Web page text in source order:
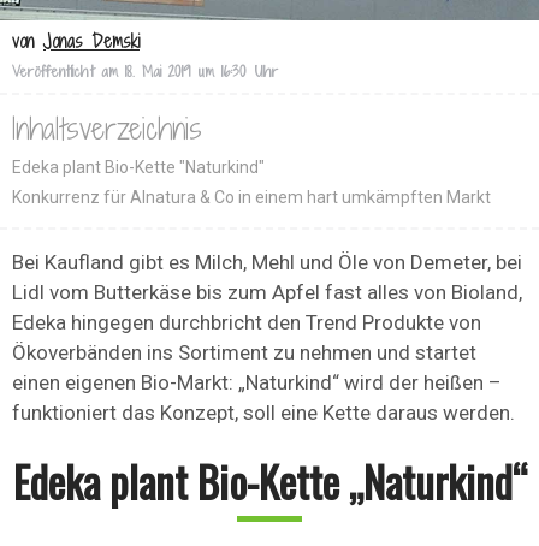
von Jonas Demski
Veröffentlicht am 18. Mai 2019 um 16:30 Uhr
Inhaltsverzeichnis
Edeka plant Bio-Kette "Naturkind"
Konkurrenz für Alnatura & Co in einem hart umkämpften Markt
Bei Kaufland gibt es Milch, Mehl und Öle von Demeter, bei
Lidl vom Butterkäse bis zum Apfel fast alles von Bioland,
Edeka hingegen durchbricht den Trend Produkte von
Ökoverbänden ins Sortiment zu nehmen und startet
einen eigenen Bio-Markt: „Naturkind“ wird der heißen –
funktioniert das Konzept, soll eine Kette daraus werden.
Edeka plant Bio-Kette „Naturkind“